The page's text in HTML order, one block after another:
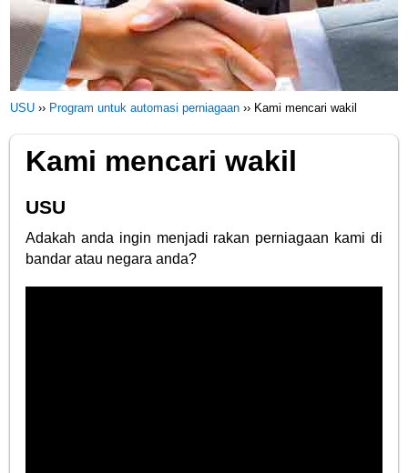
USU ›› Program untuk automasi perniagaan ›› Kami mencari wakil
Kami mencari wakil
USU
Adakah anda ingin menjadi rakan perniagaan kami di
bandar atau negara anda?